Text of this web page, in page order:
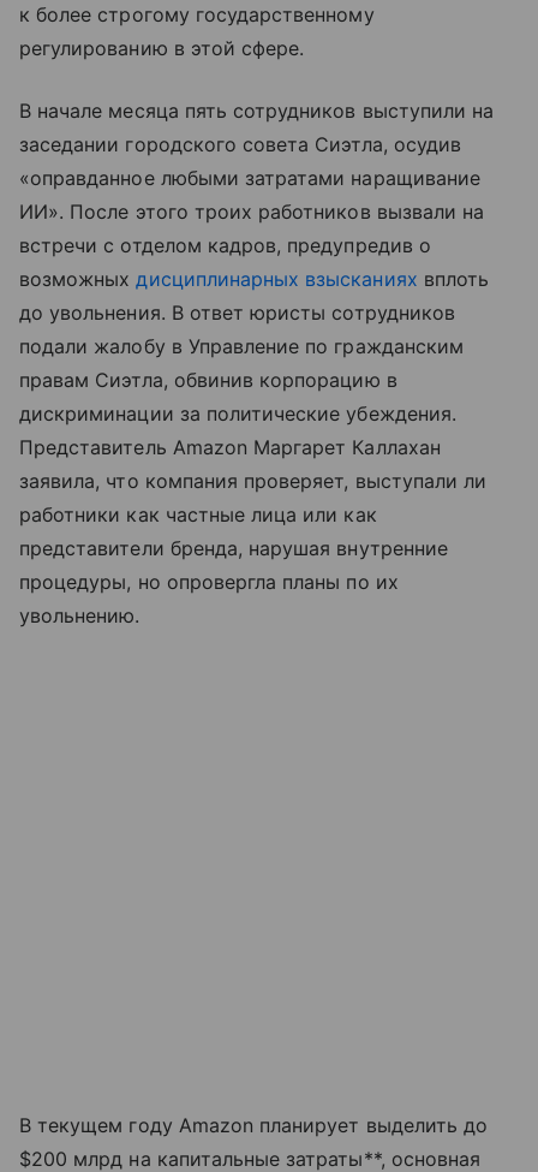
к более строгому государственному
регулированию в этой сфере.
В начале месяца пять сотрудников выступили на
заседании городского совета Сиэтла, осудив
«оправданное любыми затратами наращивание
ИИ». После этого троих работников вызвали на
встречи с отделом кадров, предупредив о
возможныхдисциплинарных взысканиях вплоть
до увольнения. В ответ юристы сотрудников
подали жалобу в Управление по гражданским
правам Сиэтла, обвинив корпорацию в
дискриминации за политические убеждения.
Представитель Amazon Маргарет Каллахан
заявила, что компания проверяет, выступали ли
работники как частные лица или как
представители бренда, нарушая внутренние
процедуры, но опровергла планы по их
увольнению.
В текущем году Amazon планирует выделить до
$200 млрд на капитальные затраты**, основная